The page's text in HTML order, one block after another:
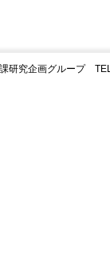
研究企画グループ